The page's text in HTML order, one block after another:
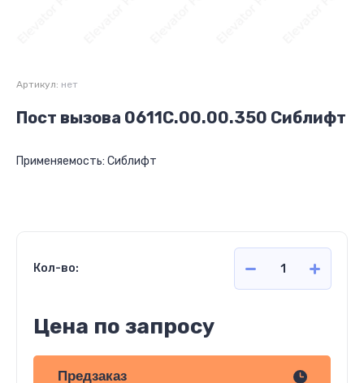
Артикул: нет
Пост вызова 0611С.00.00.350 Сиблифт
Применяемость: Сиблифт
Кол-во:
Цена по запросу
Предзаказ